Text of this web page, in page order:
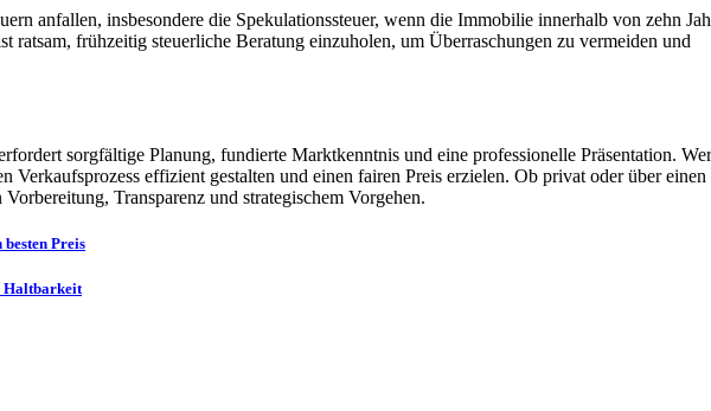
anfallen, insbesondere die Spekulationssteuer, wenn die Immobilie innerhalb von zehn
ratsam, frühzeitig steuerliche Beratung einzuholen, um Überraschungen zu vermeiden und
sorgfältige Planung, fundierte Marktkenntnis und eine professionelle Präsentation.
Verkaufsprozess effizient gestalten und einen fairen Preis erzielen. Ob privat oder über einen
Transparenz und strategischem Vorgehen.
Preis
Haltbarkeit